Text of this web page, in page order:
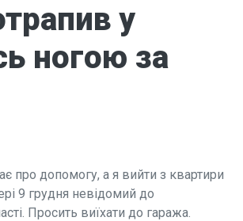
у
ногою за
про допомогу, а я вийти з квартири
9 грудня невідомий до
Просить виїхати до гаража.